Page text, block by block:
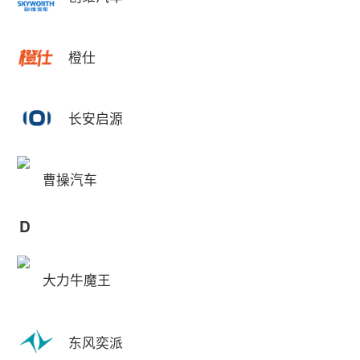
橙仕
长安启源
曹操汽车
D
大力牛魔王
东风奕派